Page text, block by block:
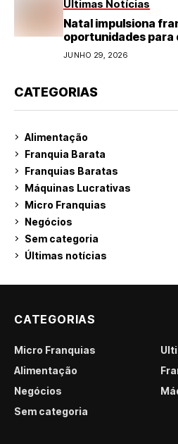
Últimas Notícias
Natal impulsiona
oportunidades
do varejo
JUNHO 29, 2026
CATEGORIAS
Alimentação
Franquia Barata
Franquias Baratas
Máquinas Lucrativas
Micro Franquias
Negócios
Sem categoria
Últimas notícias
CATEGORIAS
Micro Franquias
Alimentação
Negócios
Sem categoria